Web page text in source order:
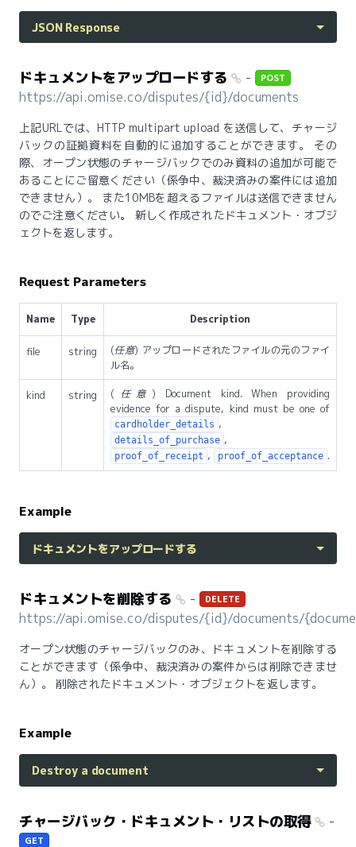
JSON Response
ドキュメントをアップロードする - POST
https://api.omise.co/disputes/{id}/documents
上記URLでは、HTTP multipart upload を送信して、チャージ
バックの証拠資料を自動的に追加することができます。 その
際、オープン状態のチャージバックでのみ資料の追加が可能で
あることにご留意ください（係争中、裁決済みの案件には追加
できません）。 また10MBを超えるファイルは送信できません
のでご注意ください。 新しく作成されたドキュメント・オブジ
ェクトを返します。
Request Parameters
Name Type Description
file string (任意) アップロードされたファイルの元のファイ
ル名。
kind string ( 任意 ) Document kind. When providing
evidence for a dispute, kind must be one of
cardholder_details ,
details_of_purchase ,
proof_of_receipt , proof_of_acceptance .
Example
ドキュメントをアップロードする
ドキュメントを削除する - DELETE
https://api.omise.co/disputes/{id}/documents/
オープン状態のチャージバックのみ、ドキュメントを削除する
ことができます（係争中、裁決済みの案件からは削除できませ
ん）。 削除されたドキュメント・オブジェクトを返します。
Example
Destroy a document
チャージバック・ドキュメント・リストの取得 -
GET